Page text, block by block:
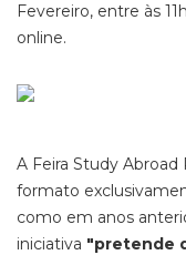
Fevereiro, entre às
online.
A Feira Study
formato
como em anos
iniciativa "pretende